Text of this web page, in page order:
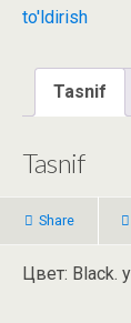
to'ldirish
Tasnif
Tasnif
Share
Цвет: Black.